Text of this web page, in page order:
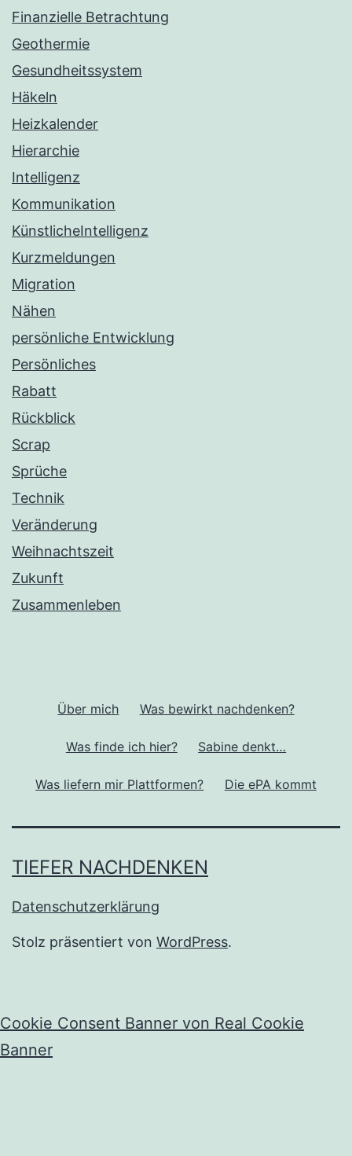
Finanzielle Betrachtung
Geothermie
Gesundheitssystem
Häkeln
Heizkalender
Hierarchie
Intelligenz
Kommunikation
KünstlicheIntelligenz
Kurzmeldungen
Migration
Nähen
persönliche Entwicklung
Persönliches
Rabatt
Rückblick
Scrap
Sprüche
Technik
Veränderung
Weihnachtszeit
Zukunft
Zusammenleben
Über mich Was bewirkt nachdenken?
Was finde ich hier? Sabine denkt…
Was liefern mir Plattformen? Die ePA kommt
TIEFER NACHDENKEN
Datenschutzerklärung
Stolz präsentiert von WordPress.
Cookie Consent Banner von Real Cookie
Banner